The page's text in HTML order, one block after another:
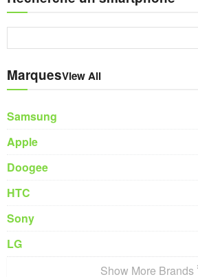
MarquesView All
Samsung
Apple
Doogee
HTC
Sony
LG
Show More Brands